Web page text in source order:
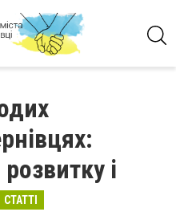
і
СТАТТІ